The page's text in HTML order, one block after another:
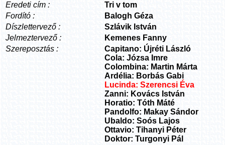
Eredeti cím :
Tri v tom
Fordító :
Balogh Géza
Díszlettervező :
Szlávik István
Jelmeztervező :
Kemenes Fanny
Szereposztás :
Capitano: Újréti László
Cola: Józsa Imre
Colombina: Martin Márta
Ardélia: Borbás Gabi
Lucinda: Szerencsi Éva
Zanni: Kovács István
Horatio: Tóth Máté
Pandolfo: Makay Sándor
Ubaldo: Soós Lajos
Ottavio: Tihanyi Péter
Doktor: Turgonyi Pál